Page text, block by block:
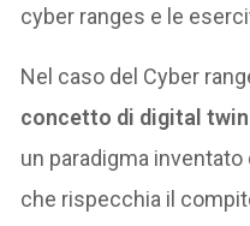
cyber ranges e le
Nel caso del Cyber
concetto di digital twin
un paradigma
che rispecchia il